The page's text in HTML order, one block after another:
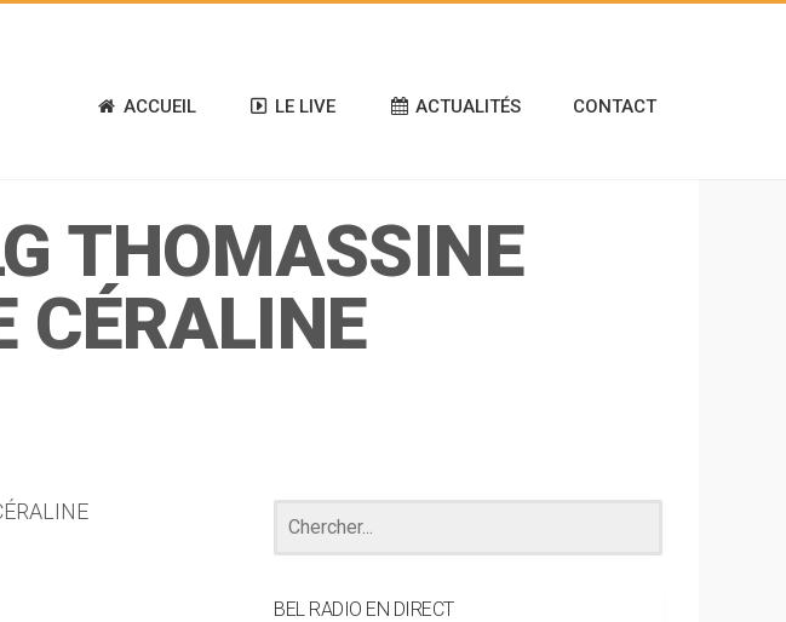
ACCUEIL LE LIVE ACTUALITÉS CONTACT
THOMASSINE
CÉRALINE
BEL RADIO EN DIRECT